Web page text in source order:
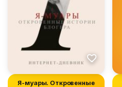
Я-муары. Откровенные